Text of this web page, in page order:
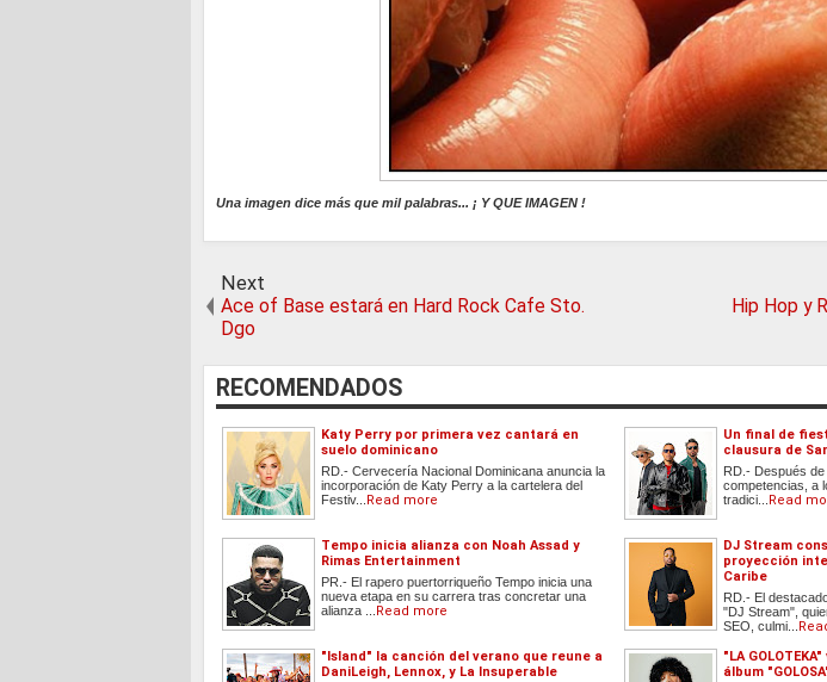
Una imagen dice más que mil palabras... ¡ Y QUE IMAGEN !
Next
Ace of Base estará en Hard Rock Cafe Sto.
Dgo
Hip Hop y
RECOMENDADOS
Katy Perry por primera vez cantará en
suelo dominicano
RD.- Cervecería Nacional Dominicana anuncia la
incorporación de Katy Perry a la cartelera del
Festiv...
Read more
Un final de
clausura de
RD.- Después
competencias, a
tradici...
Read
Tempo inicia alianza con Noah Assad y
Rimas Entertainment
PR.- El rapero puertorriqueño Tempo inicia una
nueva etapa en su carrera tras concretar una
alianza ...
Read more
DJ Stream
proyección
Caribe
RD.- El
"DJ Stream",
SEO, culmi...
"Island" la canción del verano que reune a
DaniLeigh, Lennox, y La Insuperable
"LA
álbum